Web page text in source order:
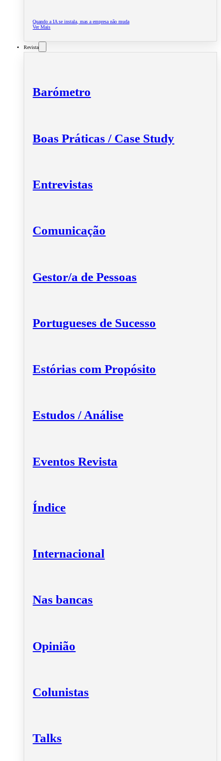
Quando a IA se instala, mas a empresa não muda
Ver Mais
Revista
Barómetro
Boas Práticas / Case Study
Entrevistas
Comunicação
Gestor/a de Pessoas
Portugueses de Sucesso
Estórias com Propósito
Estudos / Análise
Eventos Revista
Índice
Internacional
Nas bancas
Opinião
Colunistas
Talks